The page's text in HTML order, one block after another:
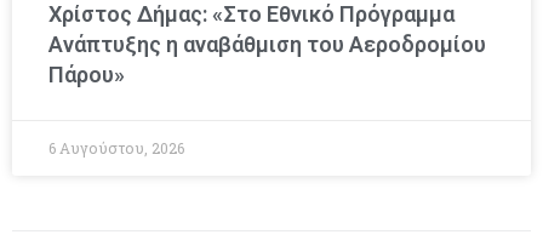
Χρίστος Δήμας: «Στο Εθνικό Πρόγραμμα
Ανάπτυξης η αναβάθμιση του Αεροδρομίου
Πάρου»
6 Αυγούστου, 2026